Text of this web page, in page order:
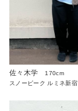
佐々木学
170cm
スノーピーク ルミネ新宿